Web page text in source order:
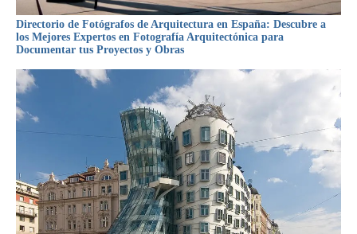
Directorio de Fotógrafos de Arquitectura en España: Descubre a
los Mejores Expertos en Fotografía Arquitectónica para
Documentar tus Proyectos y Obras